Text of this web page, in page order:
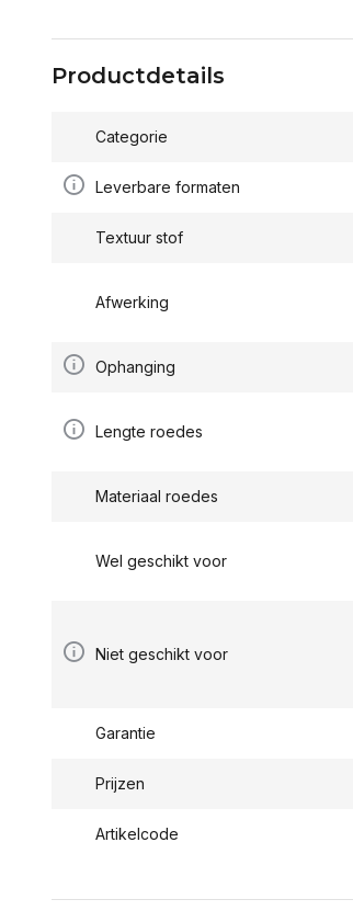
Productdetails
Categorie
Leverbare formaten
Textuur stof
Afwerking
Ophanging
Lengte roedes
Materiaal roedes
Wel geschikt voor
Niet geschikt voor
Garantie
Prijzen
Artikelcode